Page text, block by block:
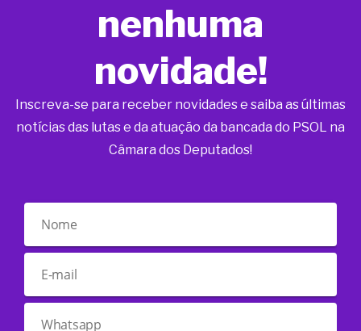
nenhuma
novidade!
Inscreva-se para receber novidades e saiba as últimas
notícias das lutas e da atuação da bancada do PSOL na
Câmara dos Deputados!